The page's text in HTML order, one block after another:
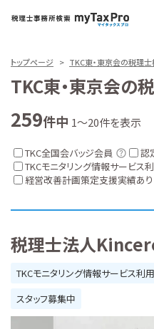
トップページ TKC東・東京会の税理士
TKC東・東京会の
259件中 1～20件を表示
TKC全国会バッジ会員
認
TKCモニタリング情報サービス
経営改善計画策定支援実績あり
税理士法人
TKCモニタリング情報サービス利用
スタッフ募集中